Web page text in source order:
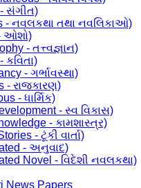
સંગીત)
- નવલકથા તથા નવલિકાઓ)
ઓશો)
- તત્ત્વજ્ઞાન)
કવિતા)
- ગર્ભાવસ્થા)
- રાજકારણ)
- ધાર્મિક)
- સ્વ વિકાસ)
- કામશાસ્ત્ર)
- ટૂંકી વાર્તા)
- અનુવાદ)
Novel - વિદેશી નવલકથા)
News Papers